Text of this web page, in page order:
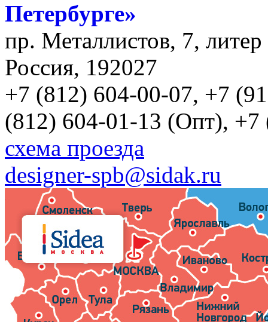
Петербурге»
пр. Металлистов, 7,
Россия, 192027
+7 (812) 604-00-07, +7
(812) 604-01-13 (Опт), +7
схема проезда
designer-spb@sidak.ru